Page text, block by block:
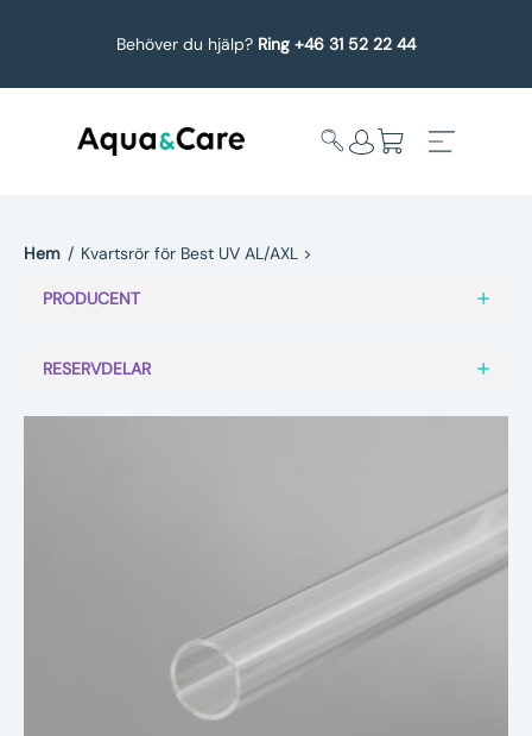
Behöver du hjälp? Ring +46 31 52 22 44
undermeny
Service
Underhållstips
Kontakt
Hem / Kvartsrör för Best UV AL/AXL >
PRODUCENT
RESERVDELAR